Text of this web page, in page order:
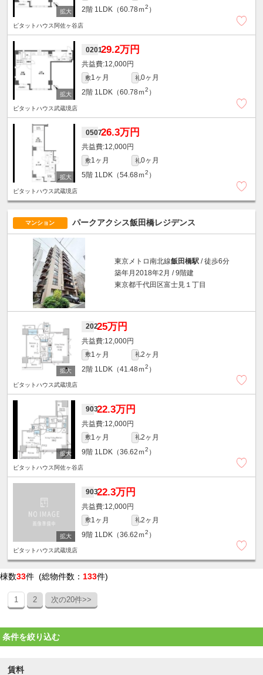
2階 1LDK（60.78ｍ2 ）
ピタットハウス阿佐ヶ谷店
020129.2万円
12,000円
敷1ヶ月 礼0ヶ月
2階 1LDK（60.78ｍ2 ）
ピタットハウス武蔵境店
050726.3万円
12,000円
敷1ヶ月 礼0ヶ月
5階 1LDK（54.68ｍ2 ）
ピタットハウス武蔵境店
マンション パークアクシス飯田橋レジデンス
東京メトロ南北線飯田橋駅 / 徒歩6分
築年月2018年2月 / 9階建
東京都千代田区富士見１丁目
20225万円
12,000円
敷1ヶ月 礼2ヶ月
2階 1LDK（41.48ｍ2 ）
ピタットハウス武蔵境店
90322.3万円
12,000円
敷1ヶ月 礼2ヶ月
9階 1LDK（36.62ｍ2 ）
ピタットハウス阿佐ヶ谷店
90322.3万円
12,000円
敷1ヶ月 礼2ヶ月
9階 1LDK（36.62ｍ2 ）
ピタットハウス武蔵境店
棟数33件 (総物件数： 133件)
1 2 次の20件>>
条件を絞り込む
賃料